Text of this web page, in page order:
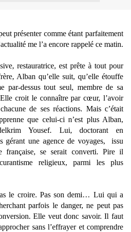
présenter comme étant parfaitement
me l’a encore rappelé ce matin.
restauratrice, est prête à tout pour
Alban qu’elle suit, qu’elle étouffe
par-dessus tout seul, membre de sa
croit le connaître par cœur, l’avoir
de ses réactions. Mais c’était
que celui-ci n’est plus Alban,
Yousef. Lui,doctorant en
gérant une agence de voyages, issu
française, se serait converti. Pire il
religieux, parmi les plus
le croire. Pas son demi… Lui qui a
parfois le danger, ne peut pas
Elle veut donc savoir. Il faut
sans l’effrayer et comprendre